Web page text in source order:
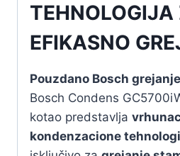
TEHNOLOGIJA
EFIKASNO
Pouzdano Bosch
Bosch Condens
kotao predstavlja
kondenzacione